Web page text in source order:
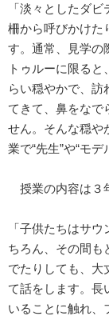
「淡々としたダ
柵から呼びかけた
す。通常、見学の
トゥルーに限る
らい穏やかで、訪
てきて、鼻をなで
せん。そんな穏や
業で“先生”や“モデ
授業の内容は３
「子供たちはサ
ちろん、その間も
でたりしても、大
て話をします。長
いることに触れ、